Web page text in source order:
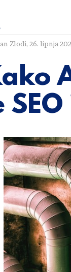
Zlodi, 26. lipnja